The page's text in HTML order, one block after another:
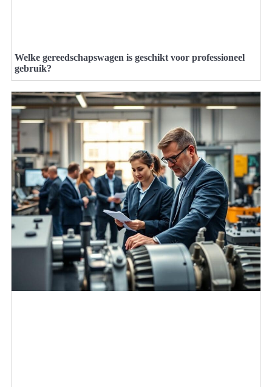
Welke gereedschapswagen is geschikt voor professioneel
gebruik?